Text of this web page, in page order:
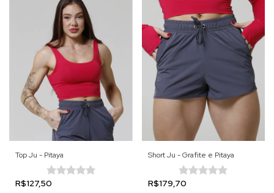
Top Ju - Pitaya
R$127,50
Short Ju - Grafite e Pitaya
R$179,70